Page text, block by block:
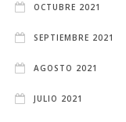
OCTUBRE 2021
SEPTIEMBRE 2021
AGOSTO 2021
JULIO 2021